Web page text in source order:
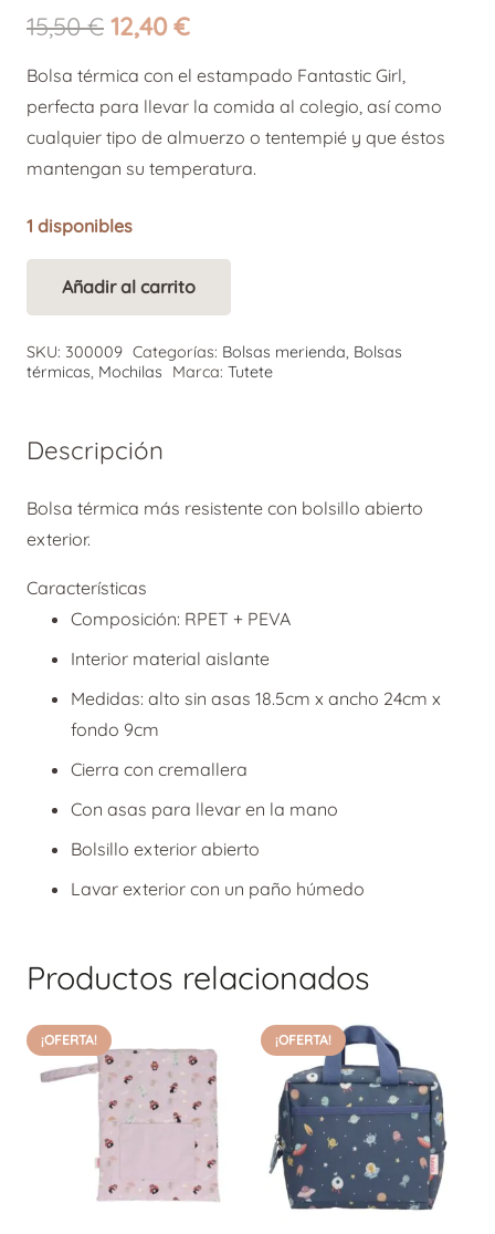
15,50€ El
original
era:
15,50 €.
12,40€El
actual
es:
12,40 €.
Bolsa térmica con el estampado Fantastic Girl,
perfecta para llevar la comida al colegio, así como
cualquier tipo de almuerzo o tentempié y que éstos
mantengan su temperatura.
1 disponibles
Térmica
cantidad
Añadir al carrito
SKU: 300009 Categorías: Bolsas merienda Bolsas
térmicas Mochilas Marca: Tutete
Descripción
Bolsa térmica más resistente con bolsillo abierto
exterior.
Características
Composición: RPET + PEVA
Interior material aislante
Medidas: alto sin asas 18.5cm x ancho 24cm x
fondo 9cm
Cierra con cremallera
Con asas para llevar en la mano
Bolsillo exterior abierto
Lavar exterior con un paño húmedo
Productos relacionados
¡OFERTA! ¡OFERTA!